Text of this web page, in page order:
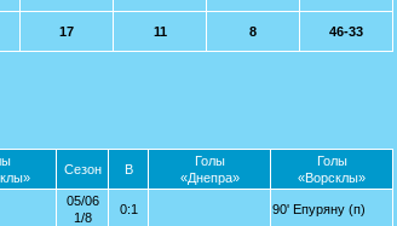
17 11 8 46-33
Сезон В
Голы
«Днепра»
Голы
«Ворсклы»
05/06
1/8
0:1 90' Епуряну (п)